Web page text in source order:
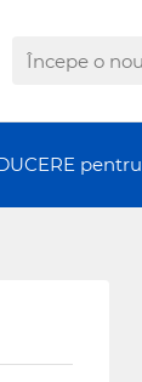
pentru